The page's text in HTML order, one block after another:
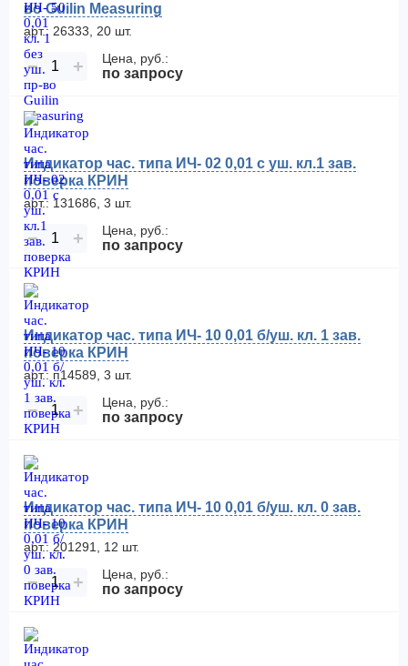
во Guilin Measuring
арт.: 26333, 20 шт.
− + Цена, руб.:
по запросу
Индикатор час. типа ИЧ- 02 0,01 с уш. кл.1 зав.
поверка КРИН
арт.: 131686, 3 шт.
− + Цена, руб.:
по запросу
Индикатор час. типа ИЧ- 10 0,01 б/уш. кл. 1 зав.
поверка КРИН
арт.: п14589, 3 шт.
− + Цена, руб.:
по запросу
Индикатор час. типа ИЧ- 10 0,01 б/уш. кл. 0 зав.
поверка КРИН
арт.: 201291, 12 шт.
− + Цена, руб.:
по запросу